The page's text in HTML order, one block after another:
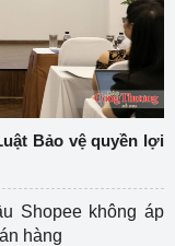
Bảo vệ quyền lợi
Shopee không áp
hàng